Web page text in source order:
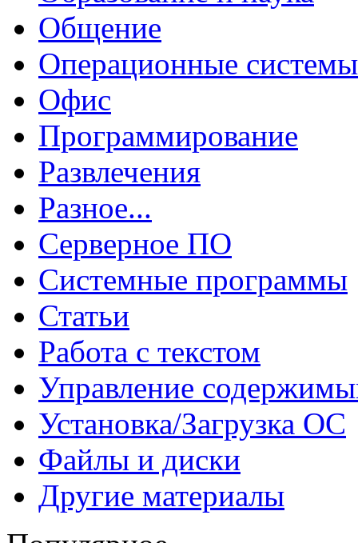
Общение
Операционные системы
Офис
Программирование
Развлечения
Разное...
Серверное ПО
Системные программы
Статьи
Работа с текстом
Управление
Установка/Загрузка ОС
Файлы и диски
Другие материалы